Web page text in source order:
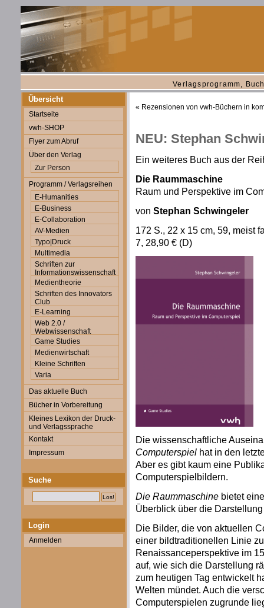
Verlagsprogramm,
Übersicht
Startseite
vwh-SHOP
Flyer zum Abruf
Über den Verlag
Zur Person
Programm / Verlagsreihen
E-Humanities
E-Business
E-Collaboration
AV-Medien
Typo|Druck
Multimedia
Schriften zur
Informationswissenschaft
Medientheorie
Schriften des Innovators
Club
E-Learning
Web 2.0 /
Webwissenschaft
Game Studies
Medienwirtschaft
Kleine Schriften
Varia
Das aktuelle Buch
Bücher in Vorbereitung
Kleines Lexikon der Druck-
und Verlagssprache
Kontakt
Impressum
Suche
Login
Anmelden
« Rezensionen von vwh-Büchern in
NEU: Stephan
Ein weiteres Buch aus der
Die Raummaschine
Raum und Perspektive im
von Stephan Schwingeler
172 S., 22 x 15 cm, 59, meist
7, 28,90 € (D)
Die wissenschaftliche
Computerspiel hat in den
Aber es gibt kaum eine
Computerspielbildern.
Die Raummaschine bietet
Überblick über die
Die Bilder, die von aktuellen
einer bildtraditionellen Linie
Renaissanceperspektive im
auf, wie sich die Darstellung
zum heutigen Tag entwickelt
Welten mündet. Auch die
Computerspielen zugrunde